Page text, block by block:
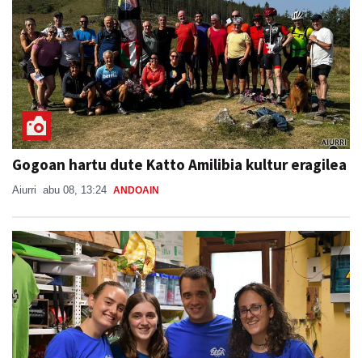
Gogoan hartu dute Katto Amilibia kultur eragilea
Aiurri abu 08, 13:24 ANDOAIN